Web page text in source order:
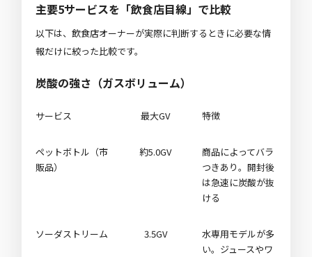
主要5サービスを「飲食店目線」で比較
以下は、飲食店オーナーが実際に判断するときに必要な情
報だけに絞った比較です。
炭酸の強さ（ガスボリューム）
サービス 最大GV 特徴
ペットボトル（市
販品）
約5.0GV
商品によってバラ
つきあり。開封後
は急速に炭酸が抜
ける
ソーダストリーム 3.5GV
水専用モデルが多
い。ジュースやワ